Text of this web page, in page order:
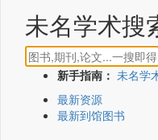
未名学术搜
新手指南： 未名学
最新资源
最新到馆图书